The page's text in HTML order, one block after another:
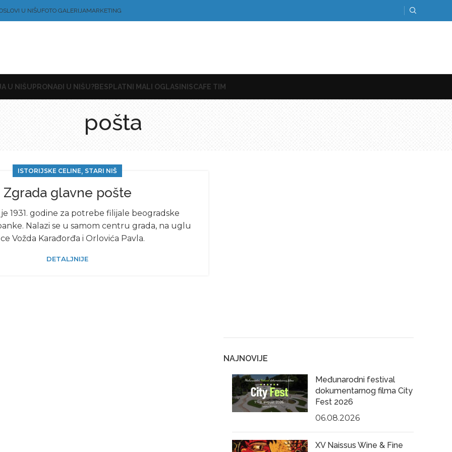
U NIŠUFOTO GALERIJAMARKETING
U NIŠU PRONAĐI U NIŠU?BESPLATNI MALI OGLASI NISCAFE TIM
pošta
ISTORIJSKE CELINE, STARI NIŠ
Zgrada glavne pošte
1931. godine za potrebe filijale beogradske
Nalazi se u samom centru grada, na uglu
Vožda Karađorđa i Orlovića Pavla.
DETALJNIJE
NAJNOVIJE
Međunarodni festival
dokumentarnog filma City
Fest 2026
06.08.2026
XV Naissus Wine & Fine